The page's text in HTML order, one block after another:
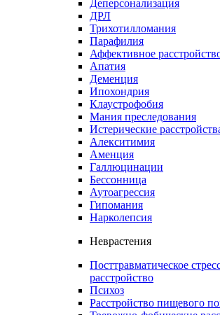
Деперсонализация
ДРЛ
Трихотилломания
Парафилия
Аффективное
Апатия
Деменция
Ипохондрия
Клаустрофобия
Мания преследования
Истерические
Алекситимия
Аменция
Галлюцинации
Бессонница
Аутоагрессия
Гипомания
Нарколепсия
Неврастения
Посттравматическое
расстройство
Психоз
Расстройство пищевого